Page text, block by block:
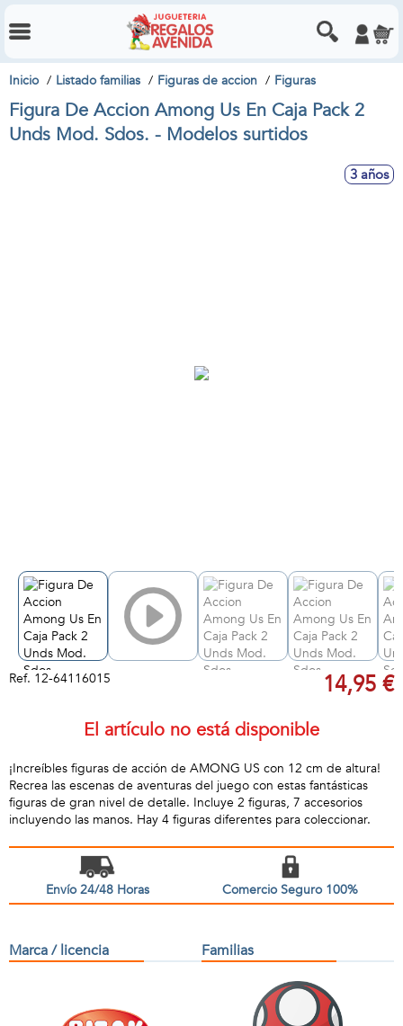
Inicio Listado familias Figuras de accion Figuras
Figura De Accion Among Us En Caja Pack 2
Unds Mod. Sdos. - Modelos surtidos
3 años
Ref. 12-64116015 14,95 €
El artículo no está disponible
¡Increíbles figuras de acción de AMONG US con 12 cm de altura!
Recrea las escenas de aventuras del juego con estas fantásticas
figuras de gran nivel de detalle. Incluye 2 figuras, 7 accesorios
incluyendo las manos. Hay 4 figuras diferentes para coleccionar.
Envío 24/48 Horas Comercio Seguro 100%
Marca / licencia Familias